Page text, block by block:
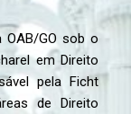
OAB/GO sob o
em Direito
pela Ficht
de Direito